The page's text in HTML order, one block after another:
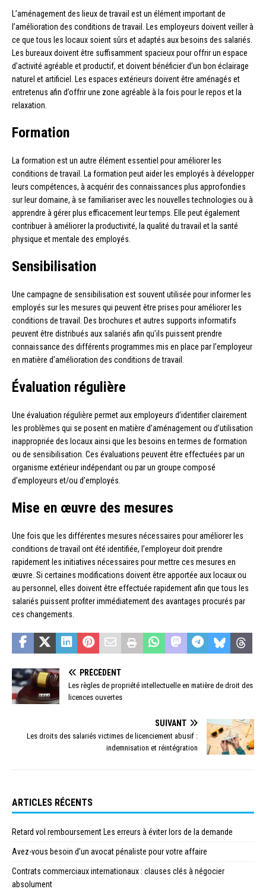
L’aménagement des lieux de travail est un élément important de
l’amélioration des conditions de travail. Les employeurs doivent veiller à
ce que tous les locaux soient sûrs et adaptés aux besoins des salariés.
Les bureaux doivent être suffisamment spacieux pour offrir un espace
d’activité agréable et productif, et doivent bénéficier d’un bon éclairage
naturel et artificiel. Les espaces extérieurs doivent être aménagés et
entretenus afin d’offrir une zone agréable à la fois pour le repos et la
relaxation.
Formation
La formation est un autre élément essentiel pour améliorer les
conditions de travail. La formation peut aider les employés à développer
leurs compétences, à acquérir des connaissances plus approfondies
sur leur domaine, à se familiariser avec les nouvelles technologies ou à
apprendre à gérer plus efficacement leur temps. Elle peut également
contribuer à améliorer la productivité, la qualité du travail et la santé
physique et mentale des employés.
Sensibilisation
Une campagne de sensibilisation est souvent utilisée pour informer les
employés sur les mesures qui peuvent être prises pour améliorer les
conditions de travail. Des brochures et autres supports informatifs
peuvent être distribués aux salariés afin qu’ils puissent prendre
connaissance des différents programmes mis en place par l’employeur
en matière d’amélioration des conditions de travail.
Évaluation régulière
Une évaluation régulière permet aux employeurs d’identifier clairement
les problèmes qui se posent en matière d’aménagement ou d’utilisation
inappropriée des locaux ainsi que les besoins en termes de formation
ou de sensibilisation. Ces évaluations peuvent être effectuées par un
organisme extérieur indépendant ou par un groupe composé
d’employeurs et/ou d’employés.
Mise en œuvre des mesures
Une fois que les différentes mesures nécessaires pour améliorer les
conditions de travail ont été identifiée, l’employeur doit prendre
rapidement les initiatives nécessaires pour mettre ces mesures en
œuvre. Si certaines modifications doivent être apportée aux locaux ou
au personnel, elles doivent être effectuée rapidement afin que tous les
salariés puissent profiter immédiatement des avantages procurés par
ces changements.
PRÉCÉDENT
Les règles de propriété intellectuelle en matière de droit des
licences ouvertes
SUIVANT
Les droits des salariés victimes de licenciement abusif :
indemnisation et réintégration
ARTICLES RÉCENTS
Retard vol remboursement Les erreurs à éviter lors de la demande
Avez-vous besoin d’un avocat pénaliste pour votre affaire
Contrats commerciaux internationaux : clauses clés à négocier
absolument